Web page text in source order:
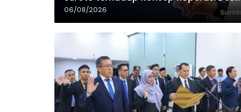
Merah Putih
06/08/2026